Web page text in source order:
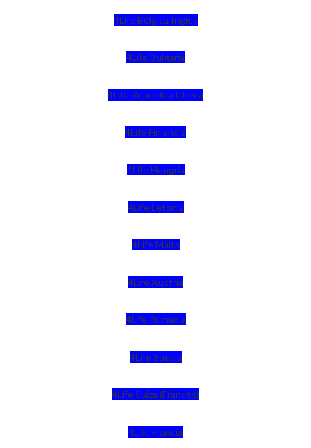
4Life Bélgica Ingles
4Life Bulgaria
4Life República Checa
4Life Finlandia
4Life Hungria
4Life Letonia
4Life Malta
4Life Austria
4Life Rumania
4Life Suecia
4Life Suiza (Francés)
4Life Francia